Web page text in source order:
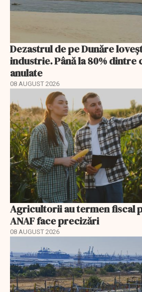
Dezastrul de pe Dunăre
industrie. Până la 80% dintre
anulate
08 AUGUST 2026
Agricultorii au termen fiscal
ANAF face precizări
08 AUGUST 2026